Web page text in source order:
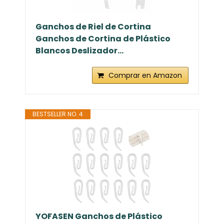
Ganchos de Riel de Cortina
Ganchos de Cortina de Plástico
Blancos Deslizador...
Comprar en Amazon
BESTSELLER NO. 4
YOFASEN Ganchos de Plástico